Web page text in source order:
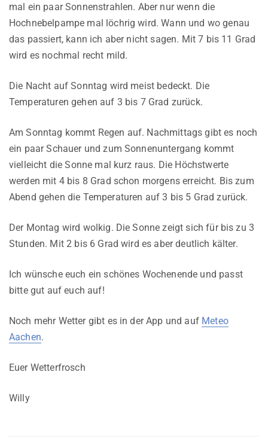
mal ein paar Sonnenstrahlen. Aber nur wenn die
Hochnebelpampe mal löchrig wird. Wann und wo genau
das passiert, kann ich aber nicht sagen. Mit 7 bis 11 Grad
wird es nochmal recht mild.
Die Nacht auf Sonntag wird meist bedeckt. Die
Temperaturen gehen auf 3 bis 7 Grad zurück.
Am Sonntag kommt Regen auf. Nachmittags gibt es noch
ein paar Schauer und zum Sonnenuntergang kommt
vielleicht die Sonne mal kurz raus. Die Höchstwerte
werden mit 4 bis 8 Grad schon morgens erreicht. Bis zum
Abend gehen die Temperaturen auf 3 bis 5 Grad zurück.
Der Montag wird wolkig. Die Sonne zeigt sich für bis zu 3
Stunden. Mit 2 bis 6 Grad wird es aber deutlich kälter.
Ich wünsche euch ein schönes Wochenende und passt
bitte gut auf euch auf!
Noch mehr Wetter gibt es in der App und auf Meteo
Aachen.
Euer Wetterfrosch
Willy